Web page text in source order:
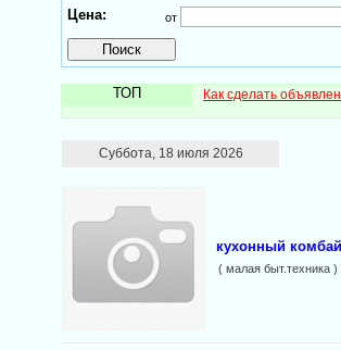
Цена: от
ТОП Как сделать
Суббота, 18 июля 2026
кухонный
( малая быт.техника